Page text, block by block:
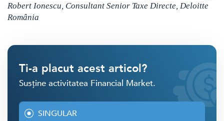
Robert Ionescu, Consultant Senior Taxe Directe, Deloitte
România
Ti-a placut acest articol?
Susține activitatea Financial Market.
SINGULAR